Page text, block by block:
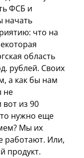
ФСБ и
начать
что на
область
рублей. Своих
а как бы нам
не
вот из 90
нужно еще
Мы их
работают. Или,
продукт.